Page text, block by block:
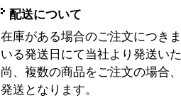
配送について
在庫がある場合のご注文につき
いる発送日にて当社より発送い
尚、複数の商品をご注文の場合
発送となります。